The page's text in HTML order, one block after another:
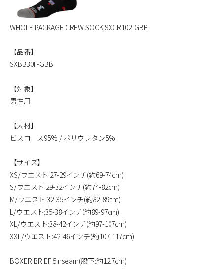
WHOLE PACKAGE CREW SOCK SXCR102-GBB
【品番】
SXBB30F-GBB
【対象】
男性用
【素材】
ビスコース95% / ポリウレタン5%
【サイズ】
XS/ウエスト:27-29インチ(約69-74cm)
S/ウエスト:29-32インチ(約74-82cm)
M/ウエスト:32-35インチ(約82-89cm)
L/ウエスト:35-38インチ(約89-97cm)
XL/ウエスト:38-42インチ(約97-107cm)
XXL/ウエスト:42-46インチ(約107-117cm)
BOXER BRIEF:5inseam(股下:約12.7cm)